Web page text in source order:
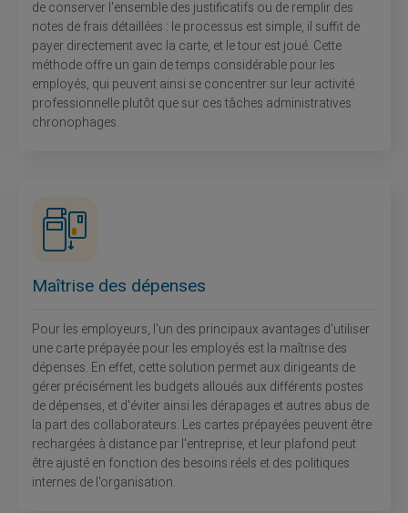
de conserver l'ensemble des justificatifs ou de remplir des
notes de frais détaillées : le processus est simple, il suffit de
payer directement avec la carte, et le tour est joué. Cette
méthode offre un gain de temps considérable pour les
employés, qui peuvent ainsi se concentrer sur leur activité
professionnelle plutôt que sur ces tâches administratives
chronophages.
Maîtrise des dépenses
Pour les employeurs, l'un des principaux avantages d'utiliser
une carte prépayée pour les employés est la maîtrise des
dépenses. En effet, cette solution permet aux dirigeants de
gérer précisément les budgets alloués aux différents postes
de dépenses, et d'éviter ainsi les dérapages et autres abus de
la part des collaborateurs. Les cartes prépayées peuvent être
rechargées à distance par l'entreprise, et leur plafond peut
être ajusté en fonction des besoins réels et des politiques
internes de l'organisation.